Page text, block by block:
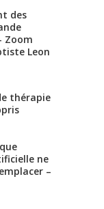
des
Zoom
Leon
thérapie
ne
–